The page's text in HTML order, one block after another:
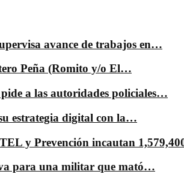
avance de trabajos en…
Peña (Romito y/o El…
a las autoridades policiales…
estrategia digital con la…
y Prevención incautan
para una militar que mató…